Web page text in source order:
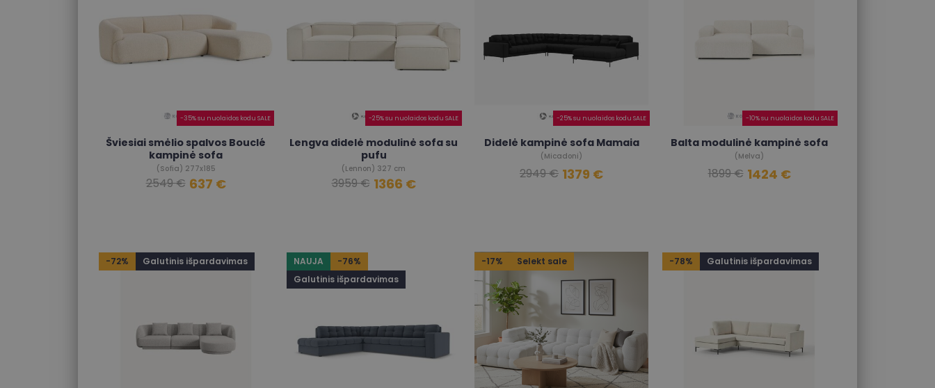
-35% su nuolaidos kodu SALE
Šviesiai smėlio spalvos Bouclé
kampinė sofa
(Sofia) 277x185
2549 € 637 €
-25% su nuolaidos kodu SALE
Lengva didelė modulinė sofa su
pufu
(Lennon) 327 cm
3959 € 1366 €
-25% su nuolaidos kodu SALE
Didelė kampinė sofa Mamaia
(Micadoni)
2949 € 1379 €
-10% su nuolaidos kodu SALE
Balta modulinė kampinė sofa
(Melva)
1899 € 1424 €
-72% Galutinis išpardavimas NAUJA
-76%
Galutinis išpardavimas
-17% Selekt sale -78% Galutinis išpardavimas